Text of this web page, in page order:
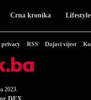
Crna kronika Lifestyle
RSS Dojavi vijest
2023.